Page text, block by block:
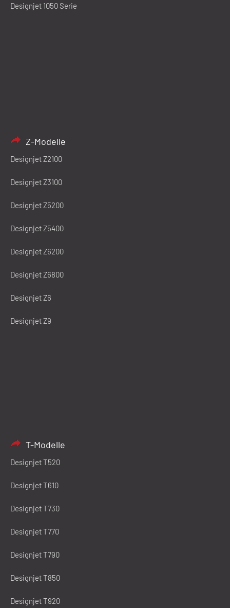
Designjet 1050 Serie
Z-Modelle
Designjet Z2100
Designjet Z3100
Designjet Z5200
Designjet Z5400
Designjet Z6200
Designjet Z6800
Designjet Z6
Designjet Z9
T-Modelle
Designjet T520
Designjet T610
Designjet T730
Designjet T770
Designjet T790
Designjet T850
Designjet T920